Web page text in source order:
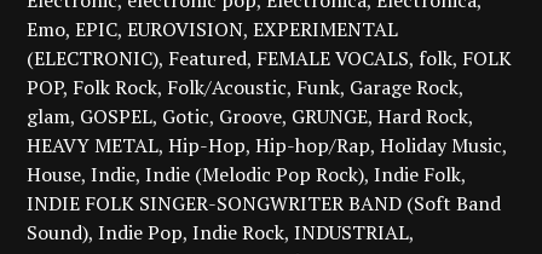
Emo EPIC EUROVISION EXPERIMENTAL
(ELECTRONIC) Featured FEMALE VOCALS folk FOLK
POP Folk Rock Folk/Acoustic Funk Garage Rock
glam GOSPEL Gotic Groove GRUNGE Hard Rock
HEAVY METAL Hip-Hop Hip-hop/Rap Holiday Music
House Indie Indie (Melodic Pop Rock) Indie Folk
INDIE FOLK SINGER-SONGWRITER BAND (Soft Band
Sound) Indie Pop Indie Rock INDUSTRIAL